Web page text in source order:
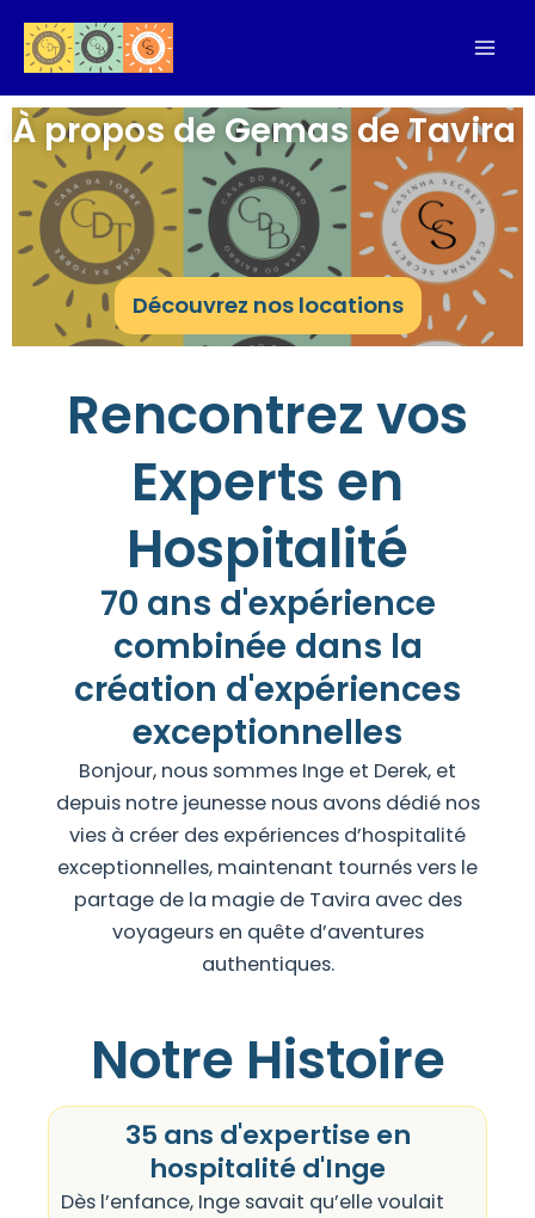
contenu
À propos de Gemas de Tavira
Découvrez nos locations
Rencontrez vos
Experts en
Hospitalité
70 ans d'expérience
combinée dans la
création d'expériences
exceptionnelles
Bonjour, nous sommes Inge et Derek, et
depuis notre jeunesse nous avons dédié nos
vies à créer des expériences d’hospitalité
exceptionnelles, maintenant tournés vers le
partage de la magie de Tavira avec des
voyageurs en quête d’aventures
authentiques.
Notre Histoire
35 ans d'expertise en
hospitalité d'Inge
Dès l’enfance, Inge savait qu’elle voulait